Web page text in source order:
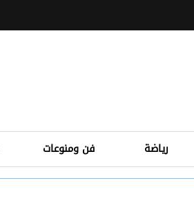
رياضة فن ومنوعات